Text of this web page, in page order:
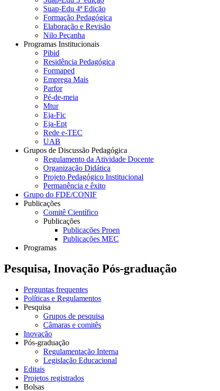
Suap-Edu 4ª Edição
Formação Pedagógica
Elaboração e Revisão
Nilo Peçanha
Programas Institucionais
Pibid
Residência Pedagógica
Formaped
Emprega Mais
Parfor
Pé-de-meia
Mtur
Eja-Fic
Eja-Ept
Rede e-TEC
UAB
Grupos de Discussão Pedagógica
Regulamento da Atividade Docente
Organização Didática
Projeto Pedagógico Institucional
Permanência e êxito
Grupo do FDE/CONIF
Publicações
Comitê Científico
Publicações
Publicações Proen
Publicações MEC
Programas
Pesquisa, Inovação Pós-graduação
Perguntas frequentes
Políticas e Regulamentos
Pesquisa
Grupos de pesquisa
Câmaras e comitês
Inovação
Pós-graduação
Regulamentação Interna
Legislação Educacional
Editais
Projetos registrados
Bolsas